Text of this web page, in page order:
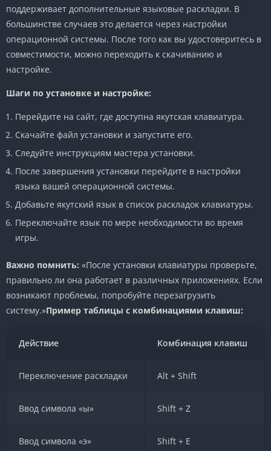
поддерживает дополнительные языковые раскладки. В
большинстве случаев это делается через настройки
операционной системы. После того как вы удостоверитесь в
совместимости, можно переходить к скачиванию и
настройке.
Шаги по установке и настройке:
Перейдите на сайт, где доступна якутская клавиатура.
Скачайте файл установки и запустите его.
Следуйте инструкциям мастера установки.
После завершения установки перейдите в настройки
языка вашей операционной системы.
Добавьте якутский язык в список раскладок клавиатуры.
Переключайте язык по мере необходимости во время
игры.
Важно помнить: «После установки клавиатуры проверьте,
правильно ли она работает в различных приложениях. Если
возникают проблемы, попробуйте перезагрузить
систему.»Пример таблицы с комбинациями клавиш:
Действие Комбинация клавиш
Переключение раскладки Alt + Shift
Ввод символа «ы» Shift + Z
Ввод символа «э» Shift + E